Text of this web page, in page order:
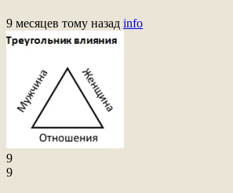
9 месяцев тому назад info
9
9